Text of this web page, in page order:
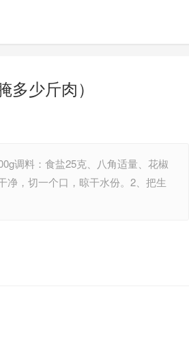
少斤肉）
调料：食盐25克、八角适量、花椒
净，切一个口，晾干水份。2、把生